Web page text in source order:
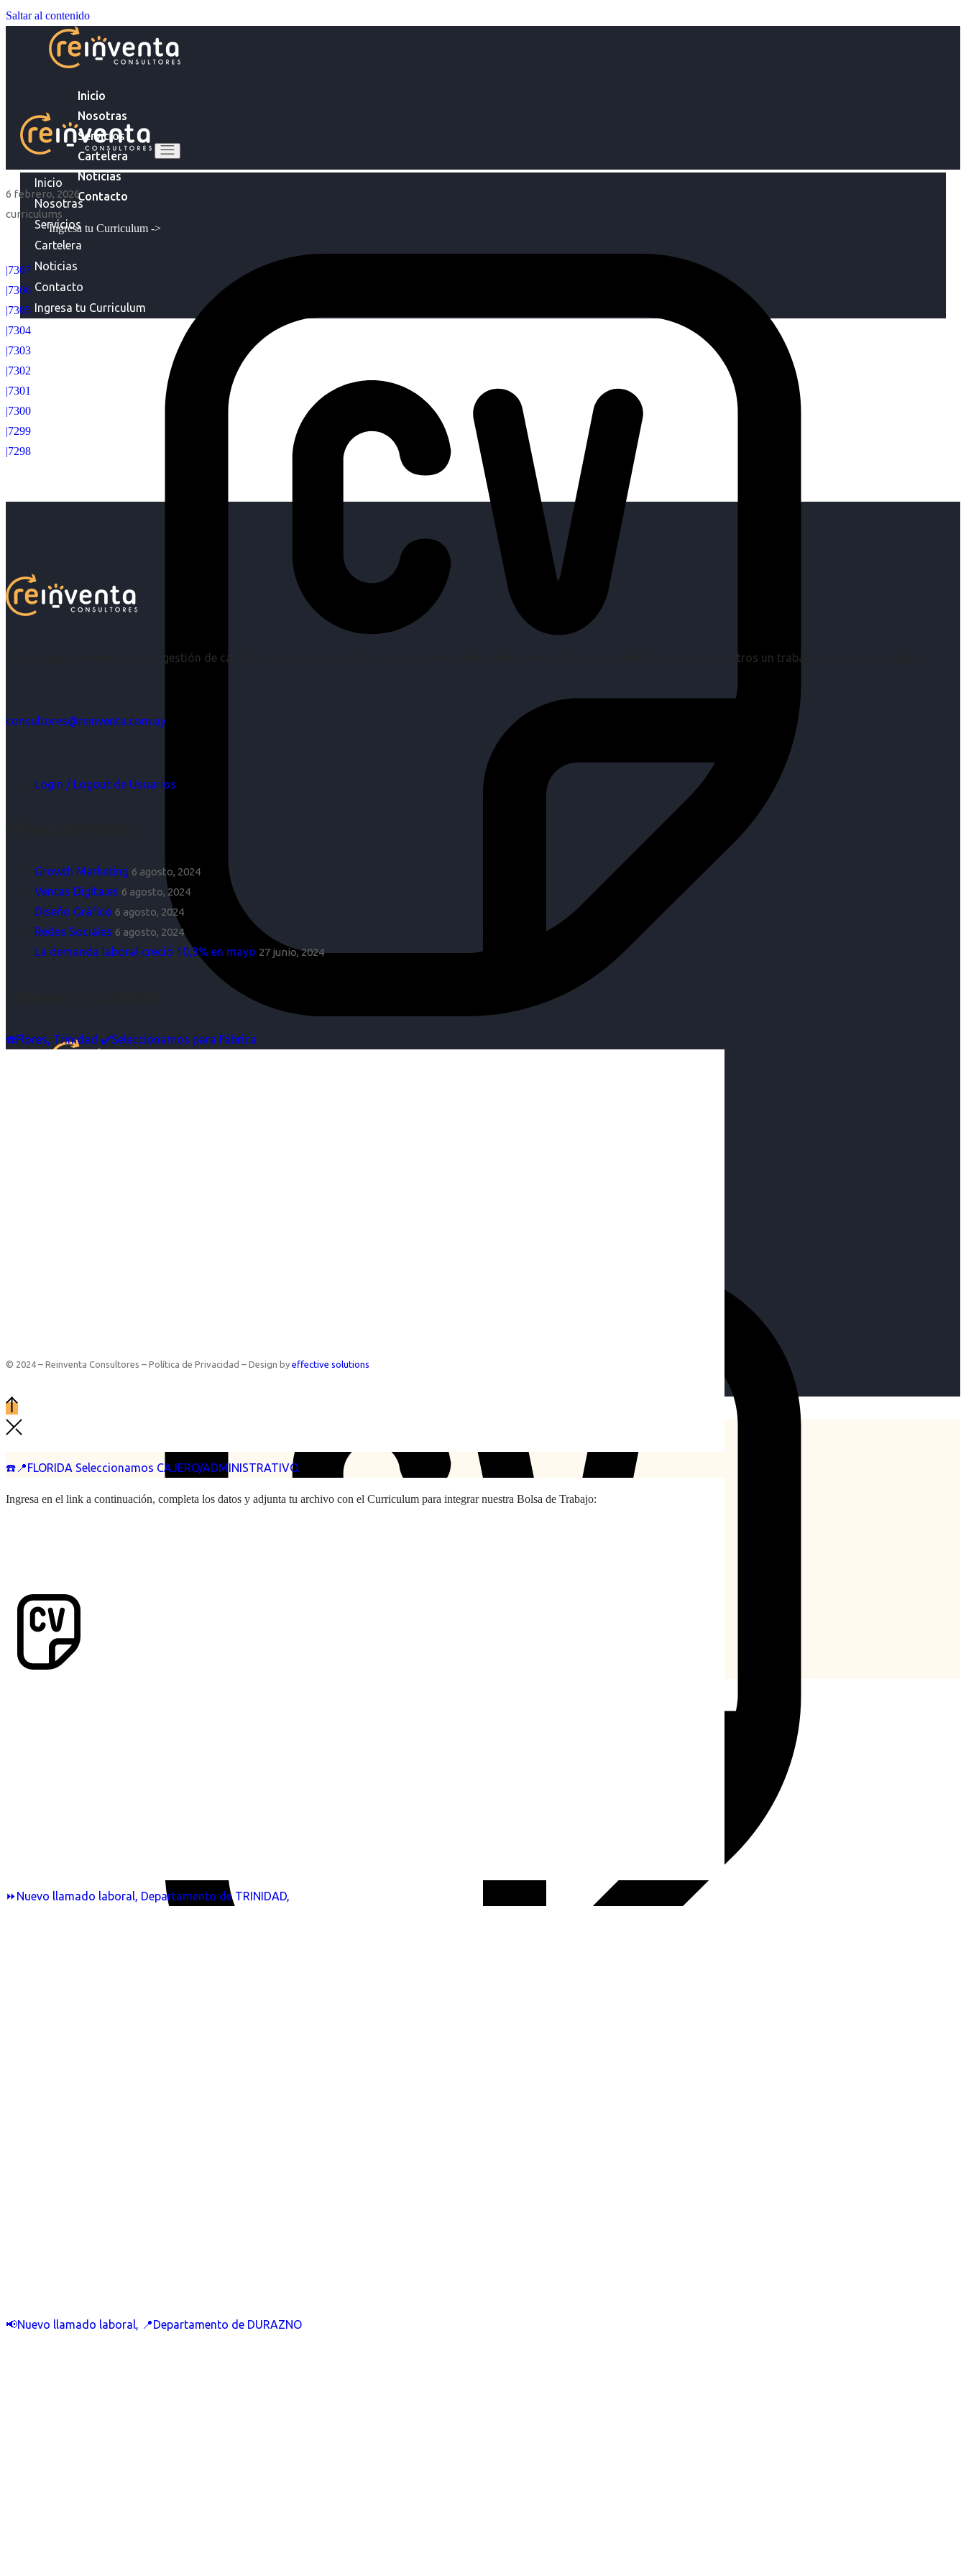
Saltar al contenido
Inicio
Nosotras
Servicios
Cartelera
Noticias
Contacto
Ingresa tu Curriculum ->
Inicio
Nosotras
Servicios
Cartelera
Noticias
Contacto
Ingresa tu Curriculum
6 febrero, 2026
curriculums
|7307
|7306
|7305
|7304
|7303
|7302
|7301
|7300
|7299
|7298
Acompañar a empresas en su gestión de capital humano y acompañar a personas en la búsqueda y encuentro de sus objetivos es para nosotros un trabajo, pero antes un placer.
consultores@reinventa.com.uy
Login / Logout de Usuarios
Growth Marketing 6 agosto, 2024
Ventas Digitales 6 agosto, 2024
Diseño Gráfico 6 agosto, 2024
Redes Sociales 6 agosto, 2024
La demanda laboral creció 10,3% en mayo 27 junio, 2024
☎️Flores, Trinidad ✔️Seleccionamos para Fábrica
☎️📍FLORIDA Seleccionamos CAJERO/ADMINISTRATIVO.
⏩Nuevo llamado laboral, Departamento de TRINIDAD,
📢Nuevo llamado laboral, 📍Departamento de DURAZNO
© 2024 – Reinventa Consultores – Política de Privacidad – Design by effective solutions
Ingresa en el link a continuación, completa los datos y adjunta tu archivo con el Curriculum para integrar nuestra Bolsa de Trabajo: